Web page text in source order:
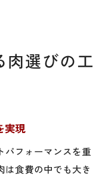
肉選びの工
実現
パフォーマンスを重
は食費の中でも大き